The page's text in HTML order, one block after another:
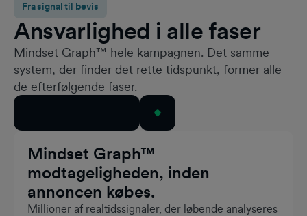
Fra signal til bevis
Ansvarlighed i alle faser
Mindset Graph™ hele kampagnen. Det samme
system, der finder det rette tidspunkt, former alle
de efterfølgende faser.
Mindset Graph™
modtageligheden, inden
annoncen købes.
Millioner af realtidssignaler, der løbende analyseres